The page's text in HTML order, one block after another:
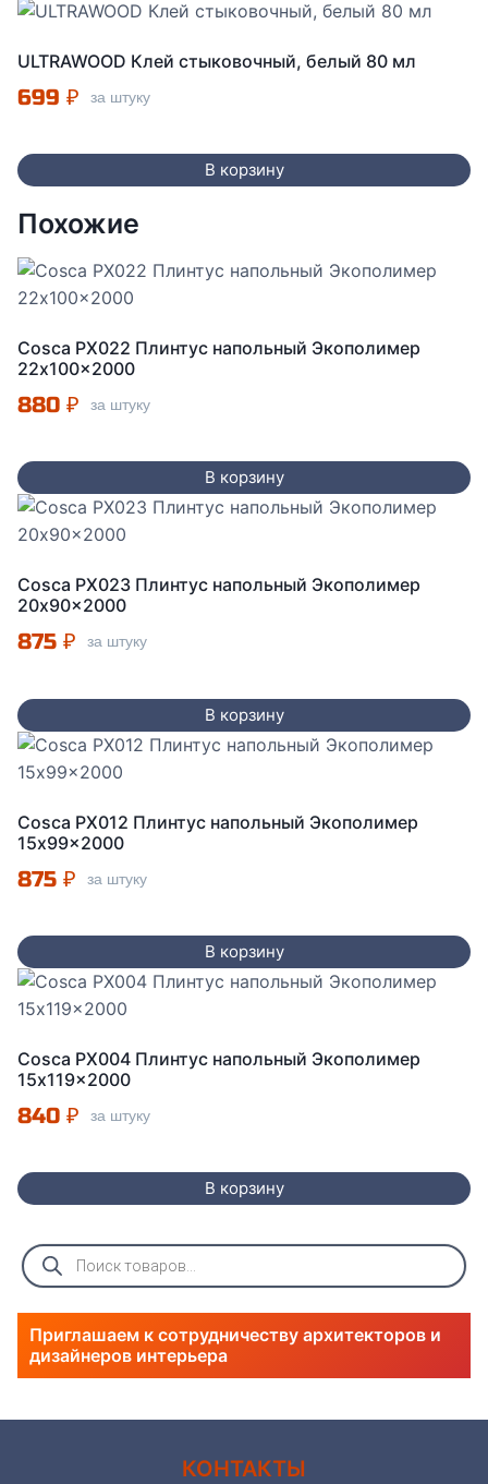
ULTRAWOOD Клей стыковочный, белый 80 мл
699 ₽ за штуку
В корзину
Похожие
Cosca PX022 Плинтус напольный Экополимер
22x100x2000
880 ₽ за штуку
В корзину
Cosca PX023 Плинтус напольный Экополимер
20x90x2000
875 ₽ за штуку
В корзину
Cosca PX012 Плинтус напольный Экополимер
15x99x2000
875 ₽ за штуку
В корзину
Cosca PX004 Плинтус напольный Экополимер
15x119x2000
840 ₽ за штуку
В корзину
Поиск
товаров
Приглашаем к сотрудничеству архитекторов и
дизайнеров интерьера
КОНТАКТЫ